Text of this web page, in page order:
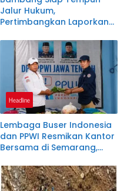
Jalur Hukum,
Pertimbangkan Laporkan
Headline
Lembaga Buser Indonesia
dan PPWI Resmikan Kantor
Bersama di Semarang,
Kelembagaan dan
Jurnalistik